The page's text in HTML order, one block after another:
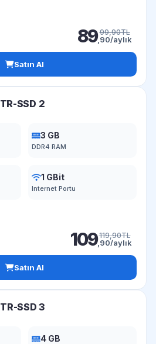
89 99,90TL
,90/aylık
Satın Al
TR-SSD 2
3 GB
DDR4 RAM
1 GBit
Internet Portu
109119,90TL
,90/aylık
Satın Al
TR-SSD 3
4 GB